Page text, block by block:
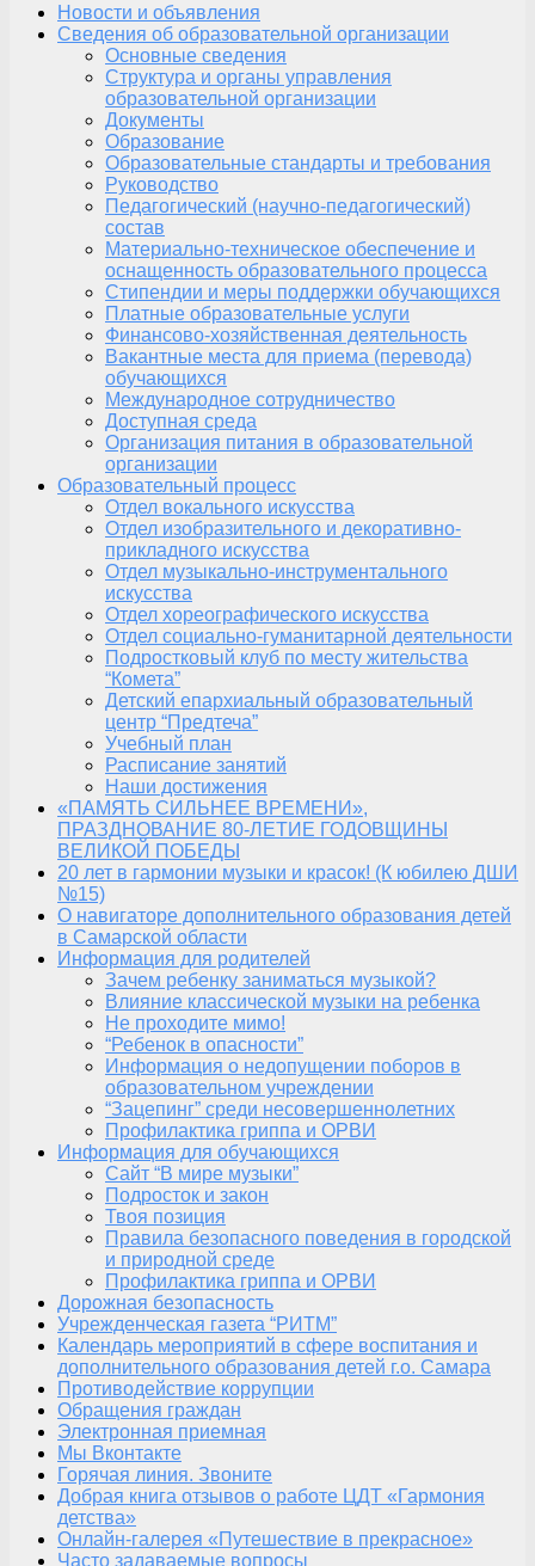
Новости и объявления
Сведения об образовательной организации
Основные сведения
Структура и органы управления
образовательной организации
Документы
Образование
Образовательные стандарты и требования
Руководство
Педагогический (научно-педагогический)
состав
Материально-техническое обеспечение и
оснащенность образовательного процесса
Стипендии и меры поддержки обучающихся
Платные образовательные услуги
Финансово-хозяйственная деятельность
Вакантные места для приема (перевода)
обучающихся
Международное сотрудничество
Доступная среда
Организация питания в образовательной
организации
Образовательный процесс
Отдел вокального искусства
Отдел изобразительного и декоративно-
прикладного искусства
Отдел музыкально-инструментального
искусства
Отдел хореографического искусства
Отдел социально-гуманитарной деятельности
Подростковый клуб по месту жительства
“Комета”
Детский епархиальный образовательный
центр “Предтеча”
Учебный план
Расписание занятий
Наши достижения
«ПАМЯТЬ СИЛЬНЕЕ ВРЕМЕНИ»,
ПРАЗДНОВАНИЕ 80-ЛЕТИЕ ГОДОВЩИНЫ
ВЕЛИКОЙ ПОБЕДЫ
20 лет в гармонии музыки и красок! (К юбилею ДШИ
№15)
О навигаторе дополнительного образования детей
в Самарской области
Информация для родителей
Зачем ребенку заниматься музыкой?
Влияние классической музыки на ребенка
Не проходите мимо!
“Ребенок в опасности”
Информация о недопущении поборов в
образовательном учреждении
“Зацепинг” среди несовершеннолетних
Профилактика гриппа и ОРВИ
Информация для обучающихся
Сайт “В мире музыки”
Подросток и закон
Твоя позиция
Правила безопасного поведения в городской
и природной среде
Профилактика гриппа и ОРВИ
Дорожная безопасность
Учрежденческая газета “РИТМ”
Календарь мероприятий в сфере воспитания и
дополнительного образования детей г.о. Самара
Противодействие коррупции
Обращения граждан
Электронная приемная
Мы Вконтакте
Горячая линия. Звоните
Добрая книга отзывов о работе ЦДТ «Гармония
детства»
Онлайн-галерея «Путешествие в прекрасное»
Часто задаваемые вопросы